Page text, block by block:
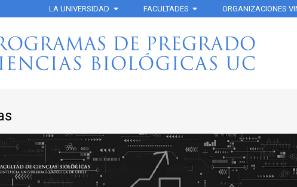
LA UNIVERSIDAD FACULTADES ORGANIZACIONES